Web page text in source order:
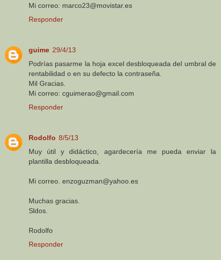
Mi correo: marco23@movistar.es
Responder
guime 29/4/13
Podrías pasarme la hoja excel desbloqueada del umbral de
rentabilidad o en su defecto la contraseña.
Mil Gracias.
Mi correo: cguimerao@gmail.com
Responder
Rodolfo 8/5/13
Muy útil y didáctico, agardecería me pueda enviar la
plantilla desbloqueada.
Mi correo. enzoguzman@yahoo.es
Muchas gracias.
Sldos.
Rodolfo
Responder